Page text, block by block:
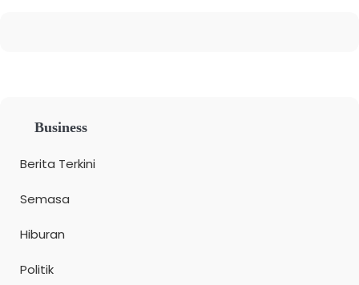
Business
Berita Terkini
Semasa
Hiburan
Politik